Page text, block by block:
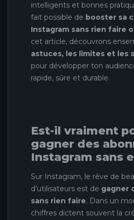
intelligents et bonnes
fait possible de booster sa
Instagram sans rien faire
cet article, découvrons
astuces, les limites et les
pour développer ton
rapide, sûre et durable.
Est-il vraiment
gagner des
Instagram sans
Sur Instagram, le rêve de
d’utilisateurs est de gagner
sans rien faire. Dans un
chiffres dictent souvent la